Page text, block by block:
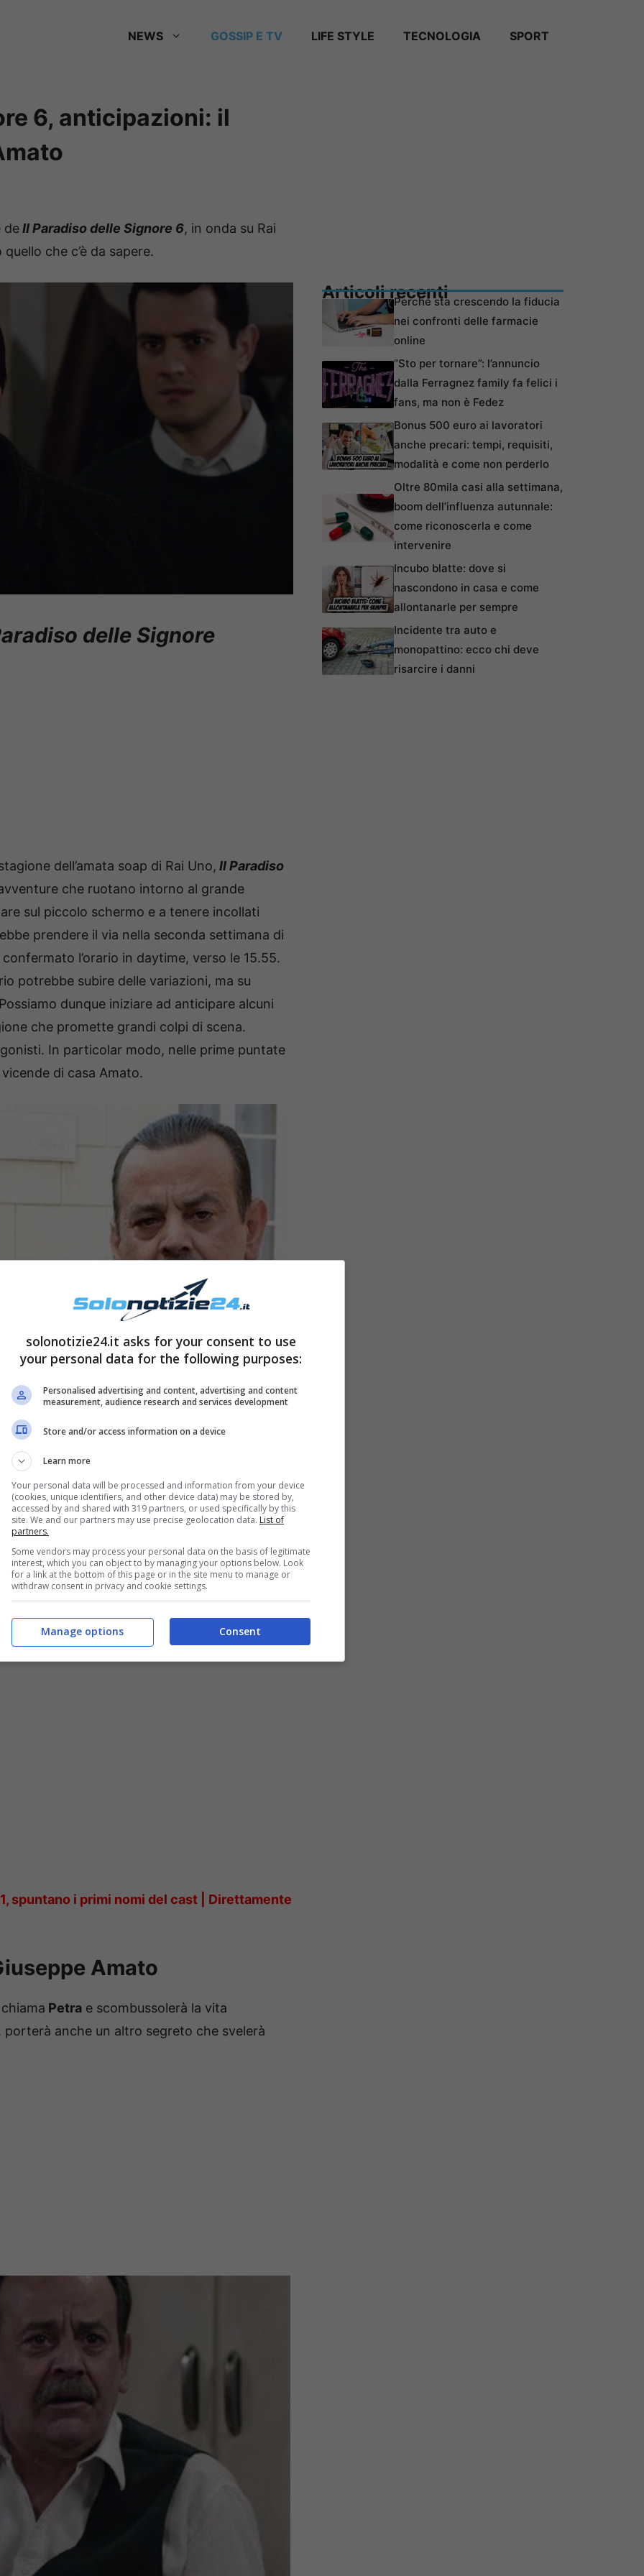
NEWS GOSSIP E TV LIFE STYLE TECNOLOGIA SPORT
6, anticipazioni: il
deIl Paradiso delle Signore 6, in onda su Rai
che c’è da sapere.
delle Signore
dell’amata soap di Rai Uno, Il Paradiso
che ruotano intorno al grande
sul piccolo schermo e a tenere incollati
prendere il via nella seconda settimana di
l’orario in daytime, verso le 15.55.
potrebbe subire delle variazioni, ma su
dunque iniziare ad anticipare alcuni
che promette grandi colpi di scena.
In particolar modo, nelle prime puntate
di casa Amato.
diGiuseppe, il quale, in extremis ha
Ma questa volta dovrà fare i conti con sua
la verità circa il suo tradimento in
nella scorsa stagione, dalla donna che ha
a tenere all’oscuro della vicenda sua
nel corso della nuova stagione, recandosi
tutta la verità sui tradimenti di Giuseppe, ma
settimana dalla città meneghina.
Silvio Berlusconi, arrivata la proposta a
spuntano i primi nomi del cast | Direttamente
Amato
Petra e scombussolerà la vita
anche un altro segreto che svelerà
Articoli recentiPerché sta crescendo la fiducia
nei confronti delle farmacie
online
“Sto per tornare”: l’annuncio
dalla Ferragnez family fa felici i
fans, ma non è Fedez
Bonus 500 euro ai lavoratori
anche precari: tempi, requisiti,
modalità e come non perderlo
Oltre 80mila casi alla settimana,
boom dell’influenza autunnale:
come riconoscerla e come
intervenire
Incubo blatte: dove si
nascondono in casa e come
allontanarle per sempre
Incidente tra auto e
monopattino: ecco chi deve
risarcire i danni
solonotizie24.it asks for your consent to use
your personal data for the following purposes:
Personalised advertising and content, advertising and content
measurement, audience research and services development
Store and/or access information on a device
Learn more
Your personal data will be processed and information from your device
(cookies, unique identifiers, and other device data) may be stored by,
accessed by and shared with 319 partners, or used specifically by this
site. We and our partners may use precise geolocation data. List of
partners.
Some vendors may process your personal data on the basis of legitimate
interest, which you can object to by managing your options below. Look
for a link at the bottom of this page or in the site menu to manage or
withdraw consent in privacy and cookie settings.
Consent
Manage options